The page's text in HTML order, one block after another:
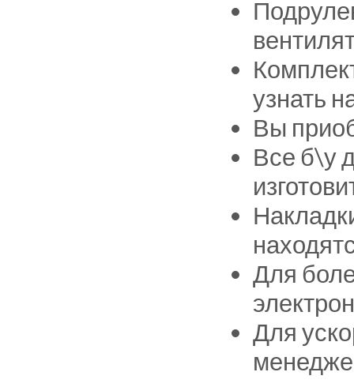
узнать
Вы
Все б\у
Для
Для